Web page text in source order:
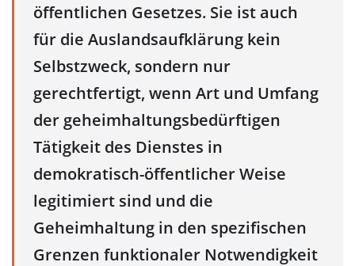
öffentlichen Gesetzes. Sie ist auch
für die Auslandsaufklärung kein
Selbstzweck, sondern nur
gerechtfertigt, wenn Art und Umfang
der geheimhaltungsbedürftigen
Tätigkeit des Dienstes in
demokratisch-öffentlicher Weise
legitimiert sind und die
Geheimhaltung in den spezifischen
Grenzen funktionaler Notwendigkeit